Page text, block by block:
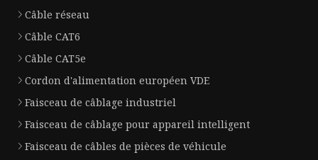
Câble réseau
Câble CAT6
Câble CAT5e
Cordon d'alimentation européen VDE
Faisceau de câblage industriel
Faisceau de câblage pour appareil intelligent
Faisceau de câbles de pièces de véhicule